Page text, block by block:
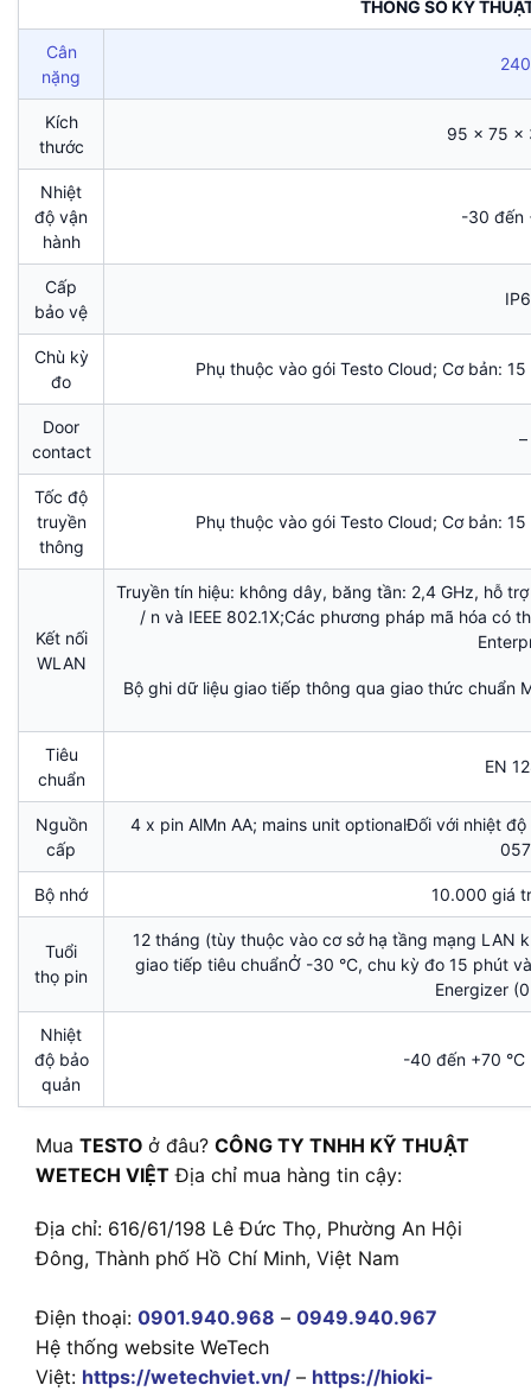
THÔNG SỐ KỸ
Cân
nặng
Kích
thước
95 x 75 x
Nhiệt
độ vận
hành
-30 đến
Cấp
bảo vệ
Chù kỳ
đo
Phụ thuộc vào gói Testo Cloud; Cơ bản:
Door
contact
–
Tốc độ
truyền
thông
Phụ thuộc vào gói Testo Cloud; Cơ bản:
Kết nối
WLAN
Truyền tín hiệu: không dây, băng tần: 2,4 GHz, hỗ
/ n và IEEE 802.1X;Các phương pháp mã hóa có
Bộ ghi dữ liệu giao tiếp thông qua giao thức chuẩn
Tiêu
chuẩn
EN
Nguồn
cấp
4 x pin AlMn AA; mains unit optionalĐối với nhiệt
Bộ nhớ 10.000 giá
Tuổi
thọ pin
12 tháng (tùy thuộc vào cơ sở hạ tầng mạng LAN
giao tiếp tiêu chuẩnỞ -30 °C, chu kỳ đo 15 phút
Energizer
Nhiệt
độ bảo
quản
-40 đến +70
Mua TESTO ở đâu? CÔNG TY TNHH KỸ THUẬT
WETECH VIỆT Địa chỉ mua hàng tin cậy:
Địa chỉ: 616/61/198 Lê Đức Thọ, Phường An Hội
Đông, Thành phố Hồ Chí Minh, Việt Nam
Điện thoại: 0901.940.968 – 0949.940.967
Hệ thống website WeTech
Việt: https://wetechviet.vn/ – https://hioki-